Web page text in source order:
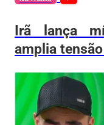
Irã lança
amplia